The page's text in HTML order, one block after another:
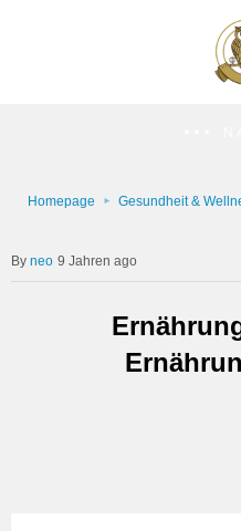
Homepage Gesundheit &
neo 9 Jahren ago